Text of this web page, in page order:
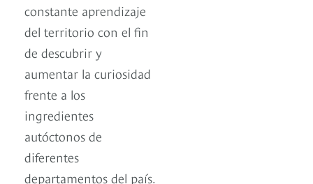
constante aprendizaje
del territorio con el fin
de descubrir y
aumentar la curiosidad
frente a los
ingredientes
autóctonos de
diferentes
departamentos del país.